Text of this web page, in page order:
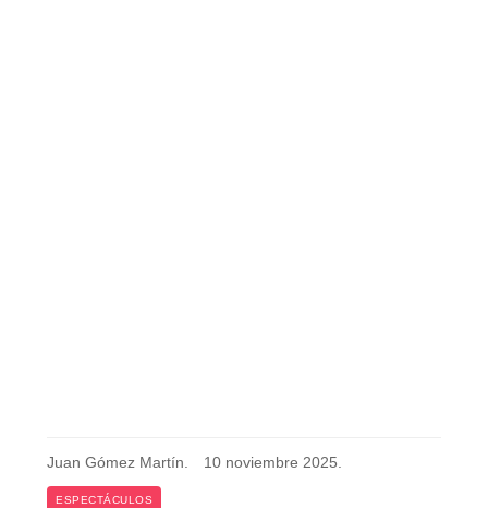
Juan Gómez Martín. 10 noviembre 2025.
ESPECTÁCULOS